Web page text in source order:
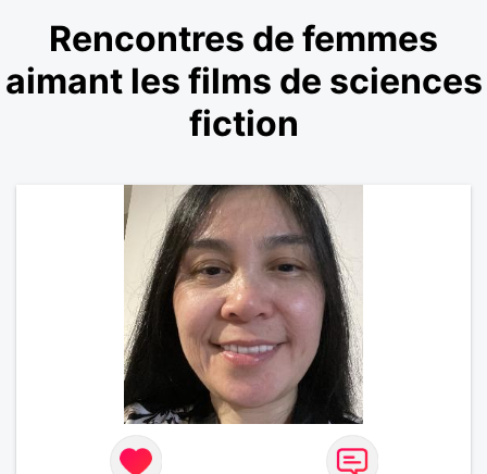
Rencontres de femmes
aimant les films de sciences
fiction